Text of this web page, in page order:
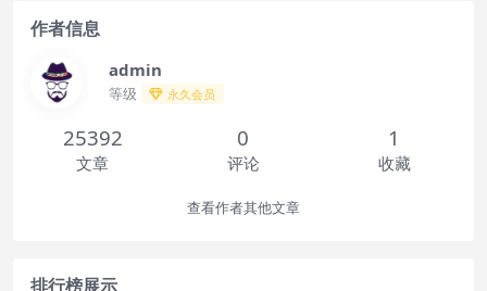
作者信息
admin
等级 永久会员
25392
文章
0
评论
1
收藏
查看作者其他文章
排行榜展示